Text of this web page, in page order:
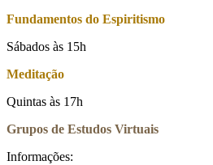
Fundamentos do Espiritismo
Sábados às 15h
Meditação
Quintas às 17h
Grupos de Estudos Virtuais
Informações: